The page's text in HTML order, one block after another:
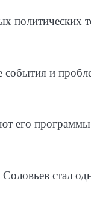
политических
события и
его программы
стал